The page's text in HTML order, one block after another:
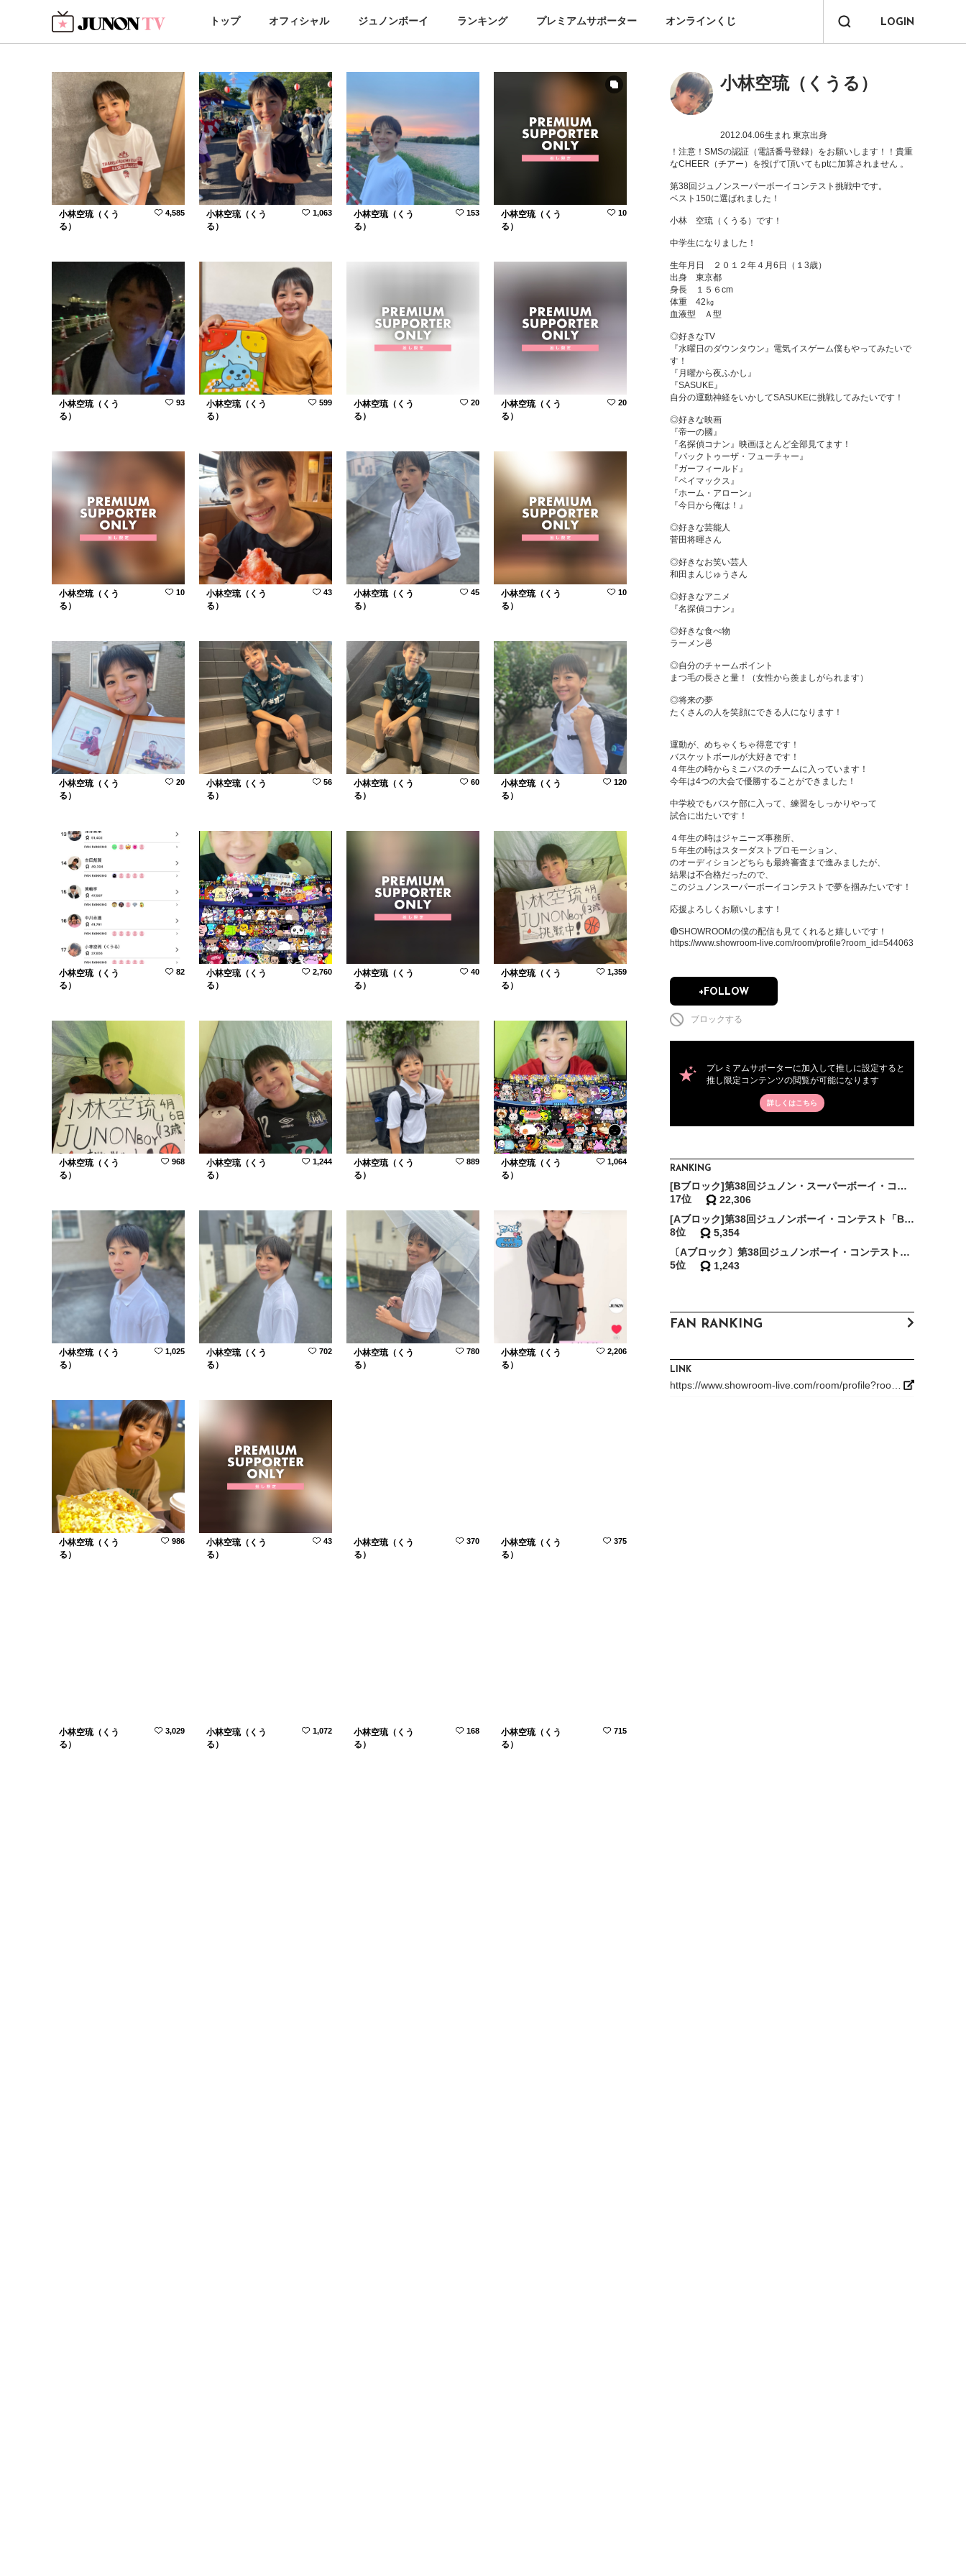
LOGIN
トップ オフィシャル ジュノンボーイ ランキング プレミアムサポーター オンラインくじ
小林空琉（くうる）
ブロックする
+FOLLOW
プレミアムサポーターに加入して推しに設定すると
推し限定コンテンツの閲覧が可能になります
詳しくはこちら
RANKING
[Bブロック]第38回ジュノン・スーパーボーイ・コンテスト「BEST75決定戦」
17位
22,306
[Aブロック]第38回ジュノンボーイ・コンテスト「BEST30敗者復活戦」
8位
5,354
〔Aブロック〕第38回ジュノンボーイ・コンテスト「ファイナリストスーパー敗者復活戦・予選〜東の陣〜」
5位
1,243
2012.04.06生まれ 東京出身
！注意！SMSの認証（電話番号登録）をお願いします！！貴重
なCHEER（チアー）を投げて頂いてもptに加算されません 。
第38回ジュノンスーパーボーイコンテスト挑戦中です。
ベスト150に選ばれました！
小林　空琉（くうる）です！
中学生になりました！
生年月日　２０１２年４月6日（１3歳）
出身　東京都
身長　１５６cm
体重　42㎏
血液型　Ａ型
◎好きなTV
『水曜日のダウンタウン』電気イスゲーム僕もやってみたいで
す！
『月曜から夜ふかし』
『SASUKE』
自分の運動神経をいかしてSASUKEに挑戦してみたいです！
◎好きな映画
『帝一の國』
『名探偵コナン』映画ほとんど全部見てます！
『バックトゥーザ・フューチャー』
『ガーフィールド』
『ベイマックス』
『ホーム・アローン』
『今日から俺は！』
◎好きな芸能人
菅田将暉さん
◎好きなお笑い芸人
和田まんじゅうさん
◎好きなアニメ
『名探偵コナン』
◎好きな食べ物
ラーメン🍜
◎自分のチャームポイント
まつ毛の長さと量！（女性から羨ましがられます）
◎将来の夢
たくさんの人を笑顔にできる人になります！
運動が、めちゃくちゃ得意です！
バスケットボールが大好きです！
４年生の時からミニバスのチームに入っています！
今年は4つの大会で優勝することができました！
中学校でもバスケ部に入って、練習をしっかりやって
試合に出たいです！
４年生の時はジャニーズ事務所、
５年生の時はスターダストプロモーション、
のオーディションどちらも最終審査まで進みましたが、
結果は不合格だったので、
このジュノンスーパーボーイコンテストで夢を掴みたいです！
応援よろしくお願いします！
🔴SHOWROOMの僕の配信も見てくれると嬉しいです！
https://www.showroom-live.com/room/profile?room_id=544063
FAN RANKING
小林空琉（くう
る）
4,585
小林空琉（くう
る）
1,063
小林空琉（くう
る）
153
小林空琉（くう
る）
10
小林空琉（くう
る）
93
小林空琉（くう
る）
599
小林空琉（くう
る）
20
小林空琉（くう
る）
20
小林空琉（くう
る）
10
小林空琉（くう
る）
43
小林空琉（くう
る）
45
小林空琉（くう
る）
10
小林空琉（くう
る）
20
小林空琉（くう
る）
56
小林空琉（くう
る）
60
小林空琉（くう
る）
120
小林空琉（くう
る）
82
小林空琉（くう
る）
2,760
小林空琉（くう
る）
40
小林空琉（くう
る）
1,359
小林空琉（くう
る）
968
小林空琉（くう
る）
1,244
小林空琉（くう
る）
889
小林空琉（くう
る）
1,064
小林空琉（くう
る）
1,025
小林空琉（くう
る）
702
小林空琉（くう
る）
780
小林空琉（くう
る）
2,206
小林空琉（くう
る）
986
小林空琉（くう
る）
43
小林空琉（くう
る）
370
小林空琉（くう
る）
375
小林空琉（くう
る）
3,029
小林空琉（くう
る）
1,072
小林空琉（くう
る）
168
小林空琉（くう
る）
715
LINK